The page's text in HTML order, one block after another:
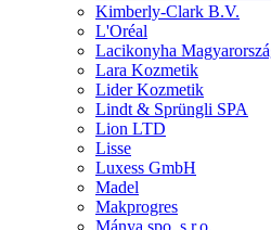
Kimberly-Clark B.V.
L'Oréal
Lacikonyha
Lara Kozmetik
Lider Kozmetik
Lindt & Sprüngli SPA
Lion LTD
Lisse
Luxess GmbH
Madel
Makprogres
Mánya spo. s.r.o.